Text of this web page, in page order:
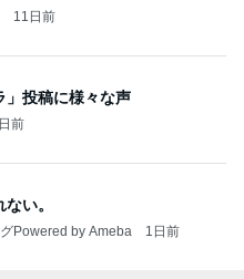
11日前
」投稿に様々な声
前
い。
Powered by Ameba 1日前